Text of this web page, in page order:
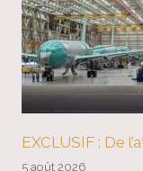
EXCLUSIF : De
5 août 2026